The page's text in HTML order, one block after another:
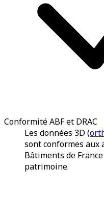
Conformité ABF et DRAC
Les données 3D (
sont conformes aux
Bâtiments de
patrimoine.